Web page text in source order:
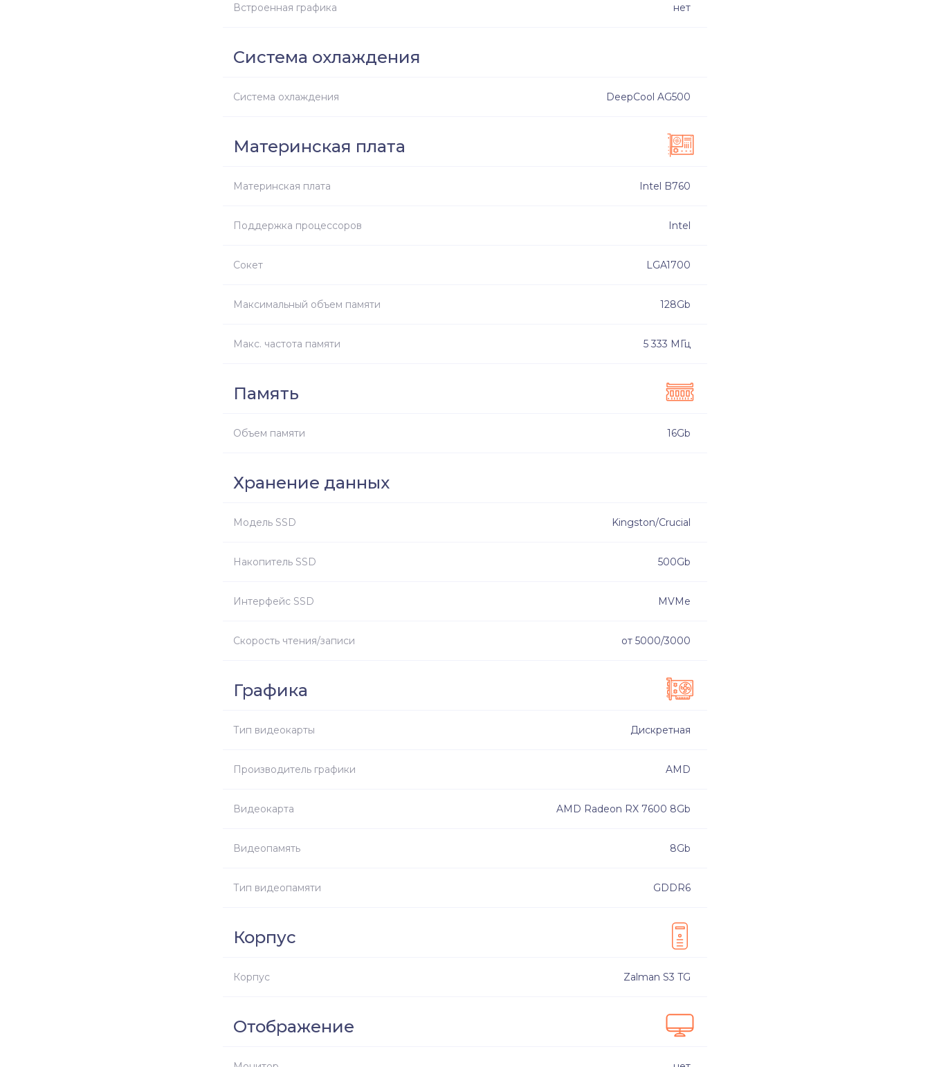
Встроенная графика нет
Система охлаждения
Система охлаждения DeepCool AG500
Материнская плата
Материнская плата Intel B760
Поддержка процессоров Intel
Сокет LGA1700
Максимальный объем памяти 128Gb
Макс. частота памяти 5 333 МГц
Память
Объем памяти 16Gb
Хранение данных
Модель SSD Kingston/Crucial
Накопитель SSD 500Gb
Интерфейс SSD MVMe
Скорость чтения/записи от 5000/3000
Графика
Тип видеокарты Дискретная
Производитель графики AMD
Видеокарта AMD Radeon RX 7600 8Gb
Видеопамять 8Gb
Тип видеопамяти GDDR6
Корпус
Корпус Zalman S3 TG
Отображение